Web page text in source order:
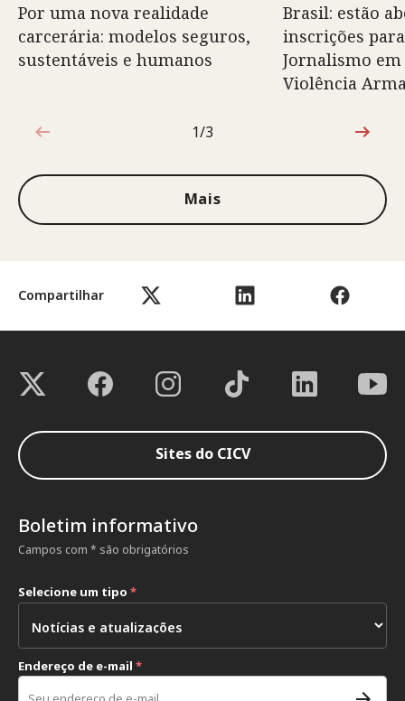
Compartilhar
Por uma nova realidade
carcerária: modelos seguros,
sustentáveis e humanos
Brasil: estão
inscrições
Jornalismo
Violência
1 de 3
1/3
Mais
Sites do CICV
Boletim informativo
Campos com * são obrigatórios
Selecione um tipo *
Endereço de e-mail *